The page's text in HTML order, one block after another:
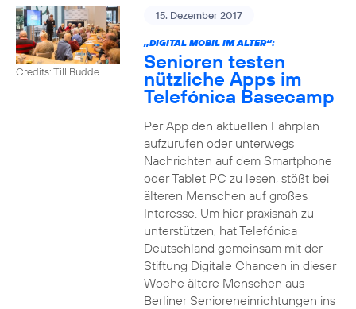
Credits: Till Budde
15. Dezember 2017
„DIGITAL MOBIL IM ALTER“:
Senioren testen
nützliche Apps im
Telefónica Basecamp
Per App den aktuellen Fahrplan
aufzurufen oder unterwegs
Nachrichten auf dem Smartphone
oder Tablet PC zu lesen, stößt bei
älteren Menschen auf großes
Interesse. Um hier praxisnah zu
unterstützen, hat Telefónica
Deutschland gemeinsam mit der
Stiftung Digitale Chancen in dieser
Woche ältere Menschen aus
Berliner Senioreneinrichtungen ins